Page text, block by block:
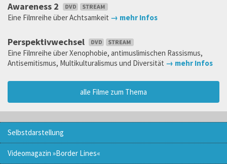
Awareness 2
Eine Filmreihe über Achtsamkeit → mehr Infos
Perspektivwechsel
Eine Filmreihe über Xenophobie, antimuslimischen Rassismus,
Antisemitismus, Multikulturalismus und Diversität → mehr Infos
alle Filme zum Thema
Selbstdarstellung
Videomagazin »Border Lines«